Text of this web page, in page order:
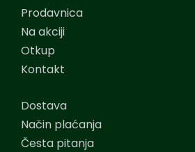
Prodavnica
Na akciji
Otkup
Kontakt
Dostava
Način plaćanja
Česta pitanja